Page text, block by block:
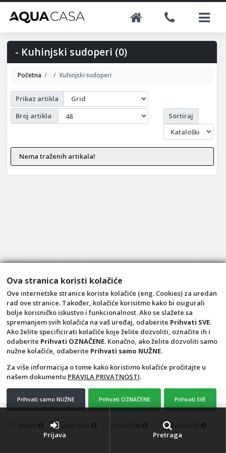
- Kuhinjski sudoperi (0)
Početna Kuhinjski sudoperi
Prikaz artikla
Broj artikla
Sortiraj
Nema traženih artikala!
Opći uvjeti
Pravila privatnosti
Raskid ugovora – povrat
Prigovor potrošača –
reklamacije
Ova stranica koristi kolačiće
Ove internetske stranice koriste kolačiće (eng. Cookies) za uredan
rad ove stranice. Također, kolačiće korisitmo kako bi osigurali
bolje korisničko iskustvo i funkcionalnost. Ako se slažete sa
spremanjem svih kolačića na vaš uređaj, odaberite Prihvati SVE.
Ako želite specificirati kolačiće koje želite dozvoliti, označite ih i
odaberite Prihvati OZNAČENE. Konačno, ako želite dozvoliti samo
nužne kolačiće, odaberite Prihvati samo NUŽNE.
Za više informacija o tome kako koristimo kolačiće pročitajte u
našem dokumentu PRAVILA PRIVATNOSTI.
Prihvati samo NUŽNE Prihvati OZNAČENE Prihvati SVE
Funkcijski
Oglašivački
Prijava
Pretraga